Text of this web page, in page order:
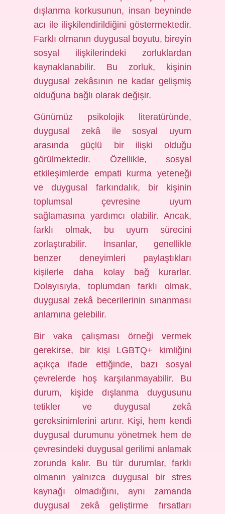
dışlanma korkusunun, insan beyninde
acı ile ilişkilendirildiğini göstermektedir.
Farklı olmanın duygusal boyutu, bireyin
sosyal ilişkilerindeki zorluklardan
kaynaklanabilir. Bu zorluk, kişinin
duygusal zekâsının ne kadar gelişmiş
olduğuna bağlı olarak değişir.
Günümüz psikolojik literatüründe,
duygusal zekâ ile sosyal uyum
arasında güçlü bir ilişki olduğu
görülmektedir. Özellikle, sosyal
etkileşimlerde empati kurma yeteneği
ve duygusal farkındalık, bir kişinin
toplumsal çevresine uyum
sağlamasına yardımcı olabilir. Ancak,
farklı olmak, bu uyum sürecini
zorlaştırabilir. İnsanlar, genellikle
benzer deneyimleri paylaştıkları
kişilerle daha kolay bağ kurarlar.
Dolayısıyla, toplumdan farklı olmak,
duygusal zekâ becerilerinin sınanması
anlamına gelebilir.
Bir vaka çalışması örneği vermek
gerekirse, bir kişi LGBTQ+ kimliğini
açıkça ifade ettiğinde, bazı sosyal
çevrelerde hoş karşılanmayabilir. Bu
durum, kişide dışlanma duygusunu
tetikler ve duygusal zekâ
gereksinimlerini artırır. Kişi, hem kendi
duygusal durumunu yönetmek hem de
çevresindeki duygusal gerilimi anlamak
zorunda kalır. Bu tür durumlar, farklı
olmanın yalnızca duygusal bir stres
kaynağı olmadığını, aynı zamanda
duygusal zekâ geliştirme fırsatları